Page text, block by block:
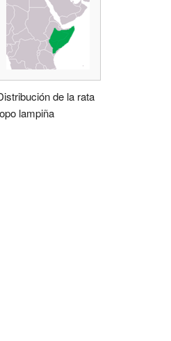
de la rata
lampiña